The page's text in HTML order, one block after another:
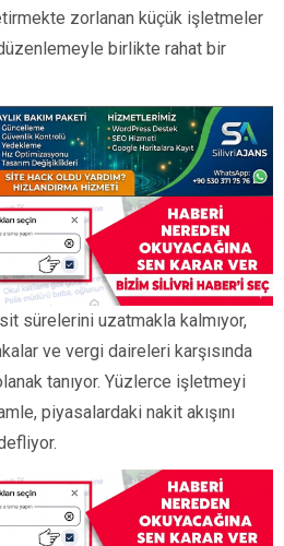
zorlanan küçük işletmeler
birlikte rahat bir
sürelerini uzatmakla kalmıyor,
ve vergi daireleri karşısında
tanıyor. Yüzlerce işletmeyi
piyasalardaki nakit akışını